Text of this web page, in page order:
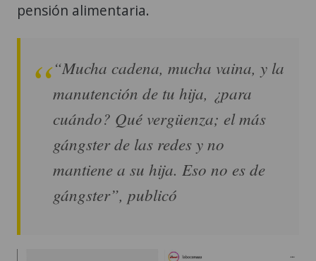
pensión alimentaria.
“Mucha cadena, mucha vaina, y la
manutención de tu hija, ¿para
cuándo? Qué vergüenza; el más
gángster de las redes y no
mantiene a su hija. Eso no es de
gángster”, publicó